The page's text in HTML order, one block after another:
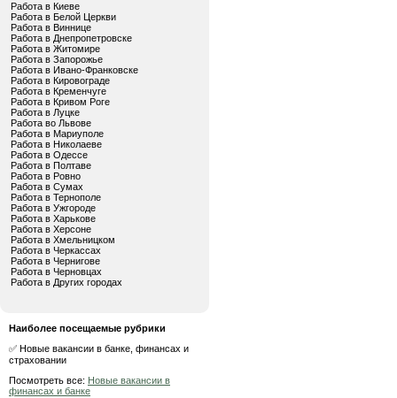
Работа в Киеве
Работа в Белой Церкви
Работа в Виннице
Работа в Днепропетровске
Работа в Житомире
Работа в Запорожье
Работа в Ивано-Франковске
Работа в Кировограде
Работа в Кременчуге
Работа в Кривом Роге
Работа в Луцке
Работа во Львове
Работа в Мариуполе
Работа в Николаеве
Работа в Одессе
Работа в Полтаве
Работа в Ровно
Работа в Сумах
Работа в Тернополе
Работа в Ужгороде
Работа в Харькове
Работа в Херсоне
Работа в Хмельницком
Работа в Черкассах
Работа в Чернигове
Работа в Черновцах
Работа в Других городах
Наиболее посещаемые рубрики
✅ Новые вакансии в банке, финансах и
страховании
Посмотреть все: Новые вакансии в
финансах и банке